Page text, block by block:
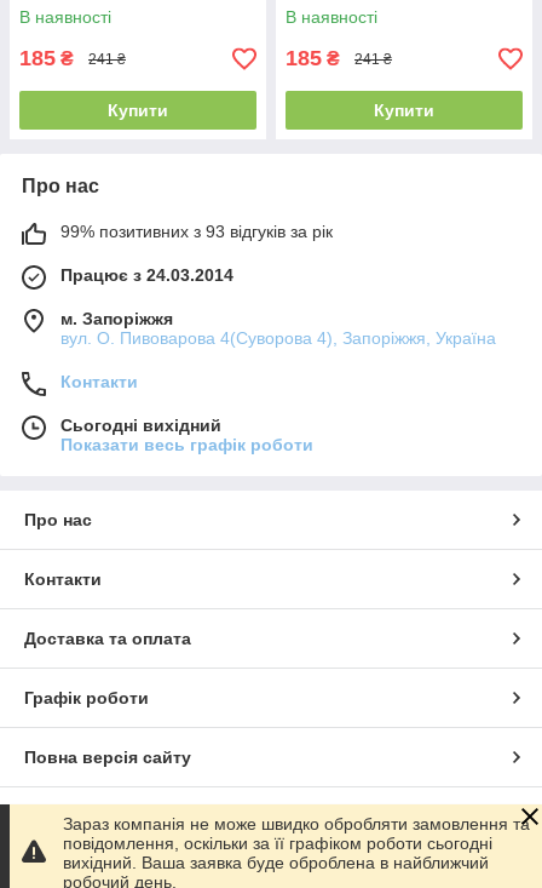
В наявності
185 ₴ 241 ₴
Купити
В наявності
185 ₴ 241 ₴
Купити
Про нас
99% позитивних з 93 відгуків за рік
Працює з 24.03.2014
м. Запоріжжя
вул. О. Пивоварова 4(Суворова 4), Запоріжжя, Україна
Контакти
Сьогодні вихідний
Показати весь графік роботи
Про нас
Контакти
Доставка та оплата
Графік роботи
Повна версія сайту
Сайт створено на маркетплейсіProm.ua
Політика конфіденційності
Зараз компанія не може швидко обробляти замовлення та
повідомлення, оскільки за її графіком роботи сьогодні
вихідний. Ваша заявка буде оброблена в найближчий
робочий день.